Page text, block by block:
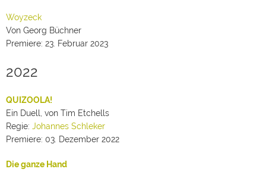
Woyzeck
Von Georg Büchner
Premiere: 23. Februar 2023
2022
QUIZOOLA!
Ein Duell, von Tim Etchells
Regie: Johannes Schleker
Premiere: 03. Dezember 2022
Die ganze Hand